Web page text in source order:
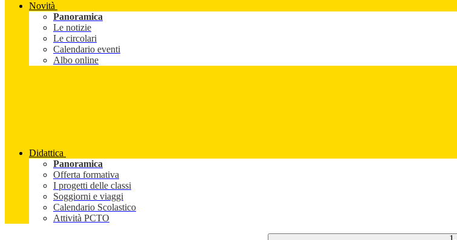
Novità
Panoramica
Le notizie
Le circolari
Calendario eventi
Albo online
Didattica
Panoramica
Offerta formativa
I progetti delle classi
Soggiorni e viaggi
Calendario Scolastico
Attività PCTO